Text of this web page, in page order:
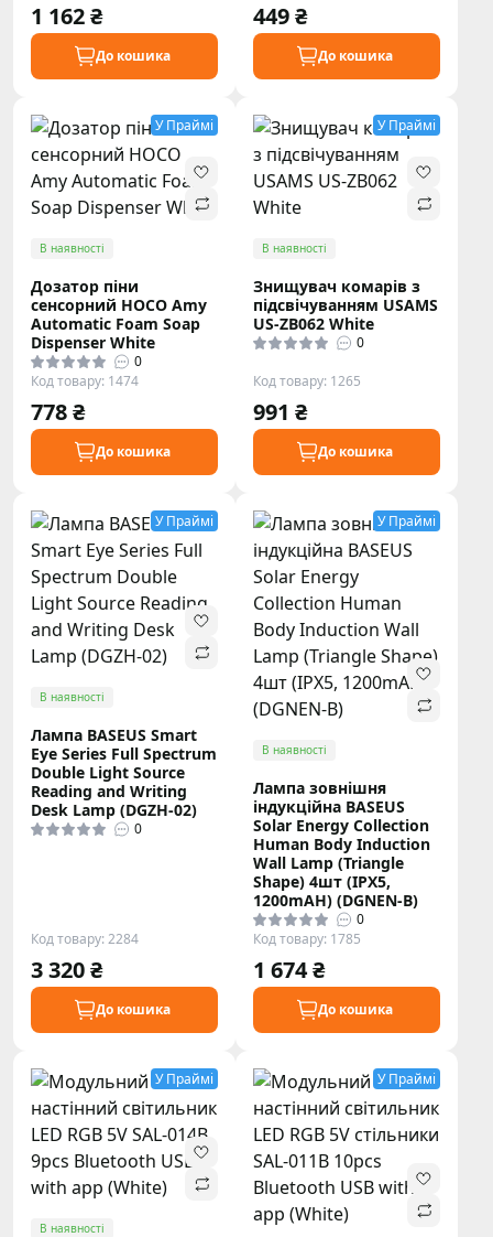
1 162 ₴
До кошика
449 ₴
До кошика
У Праймі
В наявності
Дозатор піни
сенсорний HOCO Amy
Automatic Foam Soap
Dispenser White
0
Код товару: 1474
778 ₴
До кошика
У Праймі
В наявності
Знищувач комарів з
підсвічуванням USAMS
US-ZB062 White
0
Код товару: 1265
991 ₴
До кошика
У Праймі
В наявності
Лампа BASEUS Smart
Eye Series Full Spectrum
Double Light Source
Reading and Writing
Desk Lamp (DGZH-02)
0
Код товару: 2284
3 320 ₴
До кошика
У Праймі
В наявності
Лампа зовнішня
індукційна BASEUS
Solar Energy Collection
Human Body Induction
Wall Lamp (Triangle
Shape) 4шт (IPX5,
1200mAH) (DGNEN-B)
0
Код товару: 1785
1 674 ₴
До кошика
У Праймі
В наявності
У Праймі